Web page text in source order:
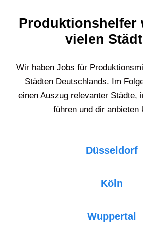
Produktionshelfer
vielen
Wir haben Jobs für
Städten Deutschlands. Im
einen Auszug relevanter Städte,
führen und dir anbieten
Düsseldorf
Köln
Wuppertal